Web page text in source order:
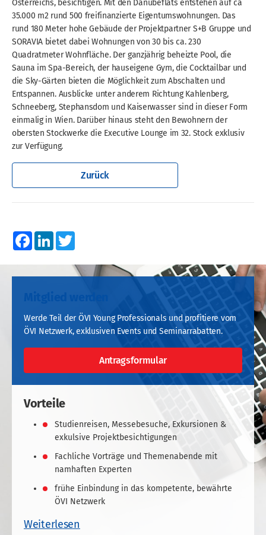
Österreichs, besichtigen. Mit den Danubeflats entstehen auf ca
35.000 m2 rund 500 freifinanzierte Eigentumswohnungen. Das
rund 180 Meter hohe Gebäude der Projektpartner S+B Gruppe und
SORAVIA bietet dabei Wohnungen von 30 bis ca. 230
Quadratmeter Wohnfläche. Der ganzjährig beheizte Pool, die
Sauna im Spa-Bereich, der hauseigene Gym, die Cocktailbar und
die Sky-Gärten bieten die Möglichkeit zum Abschalten und
Entspannen. Ausblicke unter anderem Richtung Kahlenberg,
Schneeberg, Stephansdom und Kaiserwasser sind in dieser Form
einmalig in Wien. Darüber hinaus steht den Bewohnern der
obersten Stockwerke die Executive Lounge im 32. Stock exklusiv
zur Verfügung.
Zurück
FacebookLinkedIn
Werde Teil der ÖVI Young Professionals und profitiere vom
ÖVI Netzwerk, exklusiven Events und Seminarrabatten.
Antragsformular
Vorteile
Studienreisen, Messebesuche, Exkursionen &
exkulsive Projektbesichtigungen
Fachliche Vorträge und Themenabende mit
namhaften Experten
frühe Einbindung in das kompetente, bewährte
ÖVI Netzwerk
Weiterlesen